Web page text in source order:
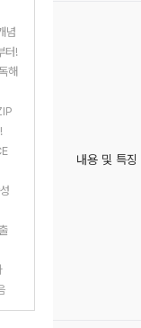
념
터!
해
내용 및 특징